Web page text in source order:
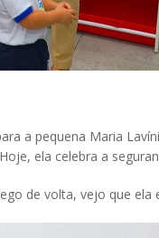
a pequena Maria
ela celebra a
de volta, vejo que